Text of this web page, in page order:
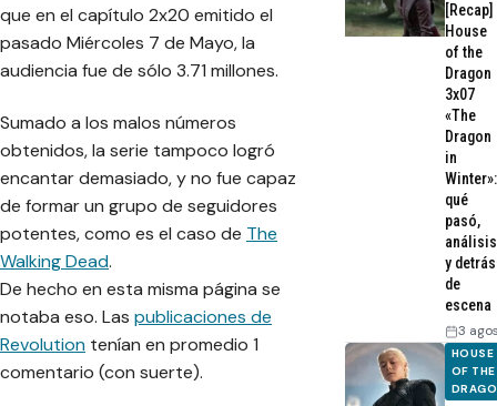
que en el capítulo 2x20 emitido el
pasado Miércoles 7 de Mayo, la
audiencia fue de sólo 3.71 millones.
Sumado a los malos números
obtenidos, la serie tampoco logró
encantar demasiado, y no fue capaz
de formar un grupo de seguidores
potentes, como es el caso de The
Walking Dead.
De hecho en esta misma página se
notaba eso. Las publicaciones de
Revolution tenían en promedio 1
comentario (con suerte).
[Recap]
House
of the
Dragon
3x07
«The
Dragon
in
Winter»:
qué
pasó,
análisis
y detrás
de
escena
3
HOUSE
OF THE